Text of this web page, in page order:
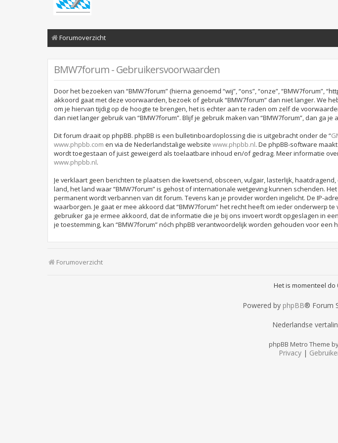
Forumoverzicht
BMW7forum - Gebruikersvoorwaarden
Door het bezoeken van “BMW7forum” (hierna genoemd “wij”, “ons”, “onze”,
akkoord gaat met deze voorwaarden, bezoek of gebruik “BMW7forum” dan niet langer. We
om je hiervan tijdig op de hoogte te brengen, het is echter aan te raden om zelf de
dan niet langer gebruik van “BMW7forum”. Blijf je gebruik maken van “BMW7forum”, dan ga
Dit forum draait op phpBB. phpBB is een bulletinboardoplossing die is uitgebracht onder de “
www.phpbb.com en via de Nederlandstalige website www.phpbb.nl. De phpBB-software
wordt toegestaan of juist geweigerd als toelaatbare inhoud en/of gedrag. Meer informatie
www.phpbb.nl.
Je verklaart geen berichten te plaatsen die kwetsend, obsceen, vulgair, lasterlijk,
land, het land waar “BMW7forum” is gehost of internationale wetgeving kunnen schenden.
permanent wordt verbannen van dit forum. Tevens kan je provider worden ingelicht. De IP-
waarborgen. Je gaat er mee akkoord dat “BMW7forum” het recht heeft om ieder onderwerp
gebruiker ga je ermee akkoord, dat de informatie die je bij ons invoert wordt opgeslagen in
je toestemming, kan “BMW7forum” nóch phpBB verantwoordelijk worden gehouden voor
Forumoverzicht
Het is momenteel do
Powered by phpBB® Forum
Nederlandse
phpBB Metro Theme
Privacy|